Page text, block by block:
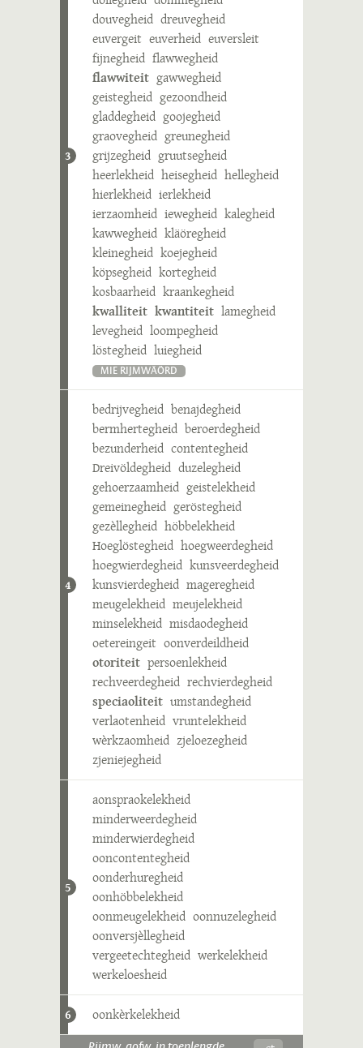
3
douvegheid dreuvegheid
euvergeit euverheid euversleit
fijnegheid flawwegheid
flawwiteit gawwegheid
geistegheid gezoondheid
gladdegheid goojegheid
graovegheid greunegheid
grijzegheid gruutsegheid
heerlekheid heisegheid hellegheid
hierlekheid ierlekheid
ierzaomheid iewegheid kalegheid
kawwegheid kläöregheid
kleinegheid koejegheid
köpsegheid kortegheid
kosbaarheid kraankegheid
kwalliteit kwantiteit lamegheid
levegheid loompegheid
löstegheid luiegheid
MIE RIJMWÄÖRD
4
bedrijvegheid benajdegheid
bermhertegheid beroerdegheid
bezunderheid contentegheid
Dreivöldegheid duzelegheid
gehoerzaamheid geistelekheid
gemeinegheid geröstegheid
gezèllegheid höbbelekheid
Hoeglöstegheid hoegweerdegheid
hoegwierdegheid kunsveerdegheid
kunsvierdegheid mageregheid
meugelekheid meujelekheid
minselekheid misdaodegheid
oetereingeit oonverdeildheid
otoriteit persoenlekheid
rechveerdegheid rechvierdegheid
speciaoliteit umstandegheid
verlaotenheid vruntelekheid
wèrkzaomheid zjeloezegheid
zjeniejegheid
5
aonspraokelekheid
minderweerdegheid
minderwierdegheid
ooncontentegheid
oonderhuregheid
oonhöbbelekheid
oonmeugelekheid oonnuzelegheid
oonversjèllegheid
vergeetechtegheid werkelekheid
werkeloesheid
6 oonkèrkelekheid